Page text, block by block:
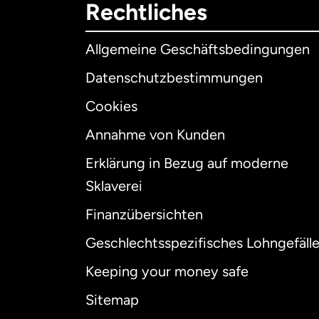
Rechtliches
Allgemeine Geschäftsbedingungen
Datenschutzbestimmungen
Cookies
Annahme von Kunden
Erklärung in Bezug auf moderne
Sklaverei
Finanzübersichten
Geschlechtsspezifisches Lohngefälle
Keeping your money safe
Sitemap